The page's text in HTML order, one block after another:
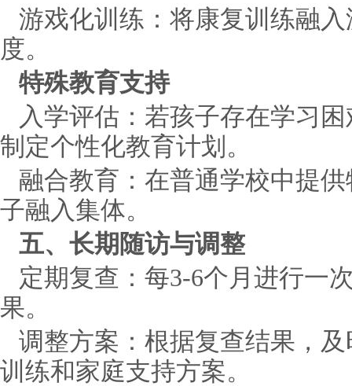
游戏化训练：将康复训练融
度。
特殊教育支持
入学评估：若孩子存在学习
制定个性化教育计划。
融合教育：在普通学校中提
子融入集体。
五、长期随访与调整
定期复查：每3-6个月进行一
果。
调整方案：根据复查结果，
训练和家庭支持方案。